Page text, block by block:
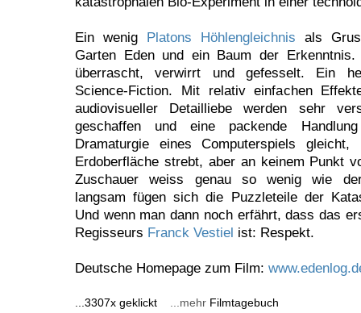
Ein wenig Platons Höhlengleichnis als
Garten Eden und ein Baum der
überrascht, verwirrt und gefesselt. Ein
Science-Fiction. Mit relativ einfachen
audiovisueller Detailliebe werden sehr
geschaffen und eine packende
Dramaturgie eines Computerspiels
Erdoberfläche strebt, aber an keinem Punkt
Zuschauer weiss genau so wenig wie
langsam fügen sich die Puzzleteile der
Und wenn man dann noch erfährt, dass das
Regisseurs Franck Vestiel ist: Respekt.
Deutsche Homepage zum Film:
...3307x geklickt ...mehr Filmtagebuch